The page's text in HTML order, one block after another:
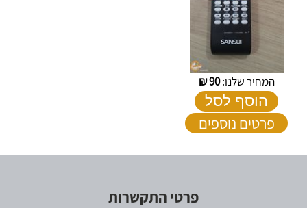
המחיר שלנו:90
₪
הוסף לסל
פרטים נוספים
פרטי התקשרות